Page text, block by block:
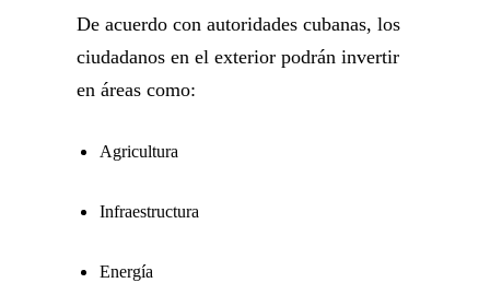
De acuerdo con autoridades cubanas, los
ciudadanos en el exterior podrán invertir
en áreas como:
Agricultura
Infraestructura
Energía